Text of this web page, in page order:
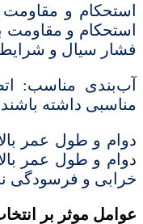
استحکام و مقاومت
استحکام و مقاومت
فشار سیال و
آب‌بندی مناسب:
مناسبی داشته
دوام و طول عمر
دوام و طول عمر
خرابی و فرسودگی
عوامل موثر بر